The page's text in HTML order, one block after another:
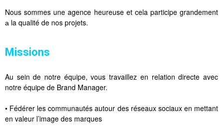
Nous sommes une agence heureuse et cela participe grandement
а la qualité de nos projets.
Missions
Au sein de notre équipe, vous travaillez en relation directe avec
notre équipe de Brand Manager.
• Fédérer les communautés autour des réseaux sociaux en mettant
en valeur l’image des marques